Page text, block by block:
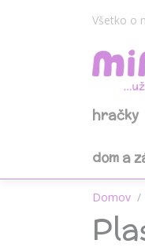
Všetko o
hračky
dom a
Domov